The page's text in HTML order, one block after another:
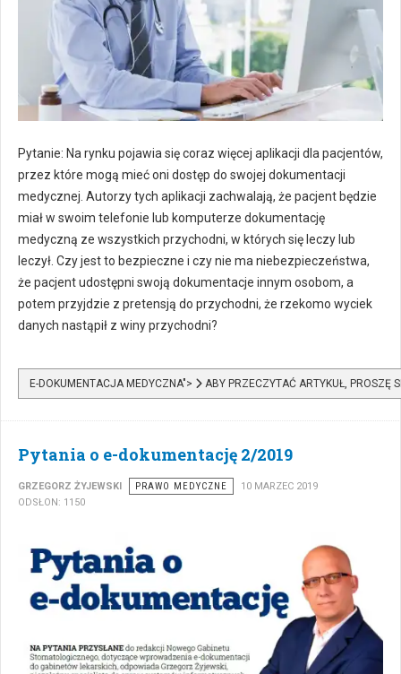
Pytanie: Na rynku pojawia się coraz więcej aplikacji dla pacjentów,
przez które mogą mieć oni dostęp do swojej dokumentacji
medycznej. Autorzy tych aplikacji zachwalają, że pacjent będzie
miał w swoim telefonie lub komputerze dokumentację
medyczną ze wszystkich przychodni, w których się leczy lub
leczył. Czy jest to bezpieczne i czy nie ma niebezpieczeństwa,
że pacjent udostępni swoją dokumentacje innym osobom, a
potem przyjdzie z pretensją do przychodni, że rzekomo wyciek
danych nastąpił z winy przychodni?
E-DOKUMENTACJA MEDYCZNA"> ABY PRZECZYTAĆ ARTYKUŁ, PROSZĘ
Pytania o e-dokumentację 2/2019
GRZEGORZ ŻYJEWSKI PRAWO MEDYCZNE
10 MARZEC 2019
ODSŁON: 1150